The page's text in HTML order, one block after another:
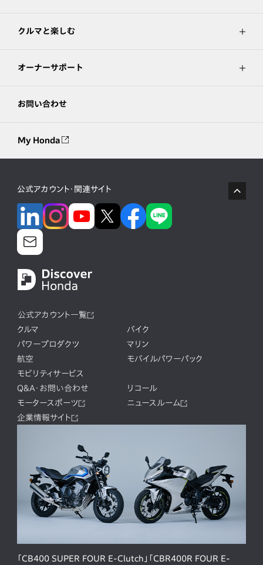
クルマと楽しむ
オーナーサポート
お問い合わせ
My Honda
公式アカウント・関連サイト
公式アカウント一覧
クルマ
バイク
パワープロダクツ
マリン
航空
モバイルパワーパック
モビリティサービス
Q&A・お問い合わせ
リコール
モータースポーツ
ニュースルーム
企業情報サイト
「CB400 SUPER FOUR E-Clutch」「CBR400R FOUR E-